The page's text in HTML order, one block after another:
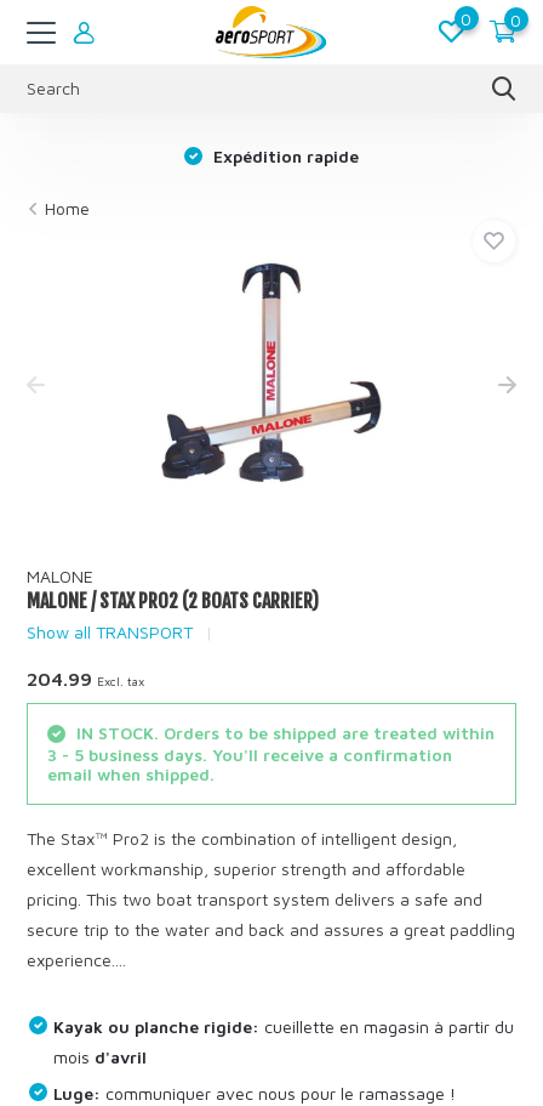
0 0
Expédition rapide
Home
MALONE
MALONE / STAX PRO2 (2 BOATS CARRIER)
Show all TRANSPORT
204.99 Excl. tax
IN STOCK. Orders to be shipped are treated within
3 - 5 business days. You'll receive a confirmation
email when shipped.
The Stax™ Pro2 is the combination of intelligent design,
excellent workmanship, superior strength and affordable
pricing. This two boat transport system delivers a safe and
secure trip to the water and back and assures a great paddling
experience....
Kayak ou planche rigide: cueillette en magasin à partir du
mois d'avril
Luge: communiquer avec nous pour le ramassage !